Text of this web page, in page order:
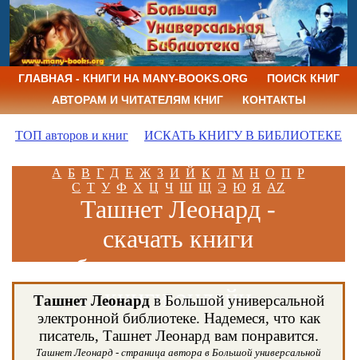
ГЛАВНАЯ - КНИГИ НА MANY-BOOKS.ORG
ПОИСК КНИГ
АВТОРАМ И ЧИТАТЕЛЯМ КНИГ
КОНТАКТЫ
ТОП авторов и книг ИСКАТЬ КНИГУ В БИБЛИОТЕКЕ
А Б В Г Д Е Ж З И Й К Л М Н О П Р
С Т У Ф Х Ц Ч Ш Щ Э Ю Я AZ
Ташнет Леонард -
скачать книги
бесплатно и читать
книги онлайн
Ташнет Леонардв Большой универсальной
электронной библиотеке. Надемеся, что как
писатель, Ташнет Леонард вам понравится.
Ташнет Леонард - страница автора в Большой универсальной